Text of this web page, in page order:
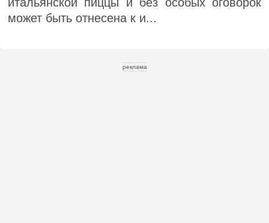
может быть отнесена к и...
реклама